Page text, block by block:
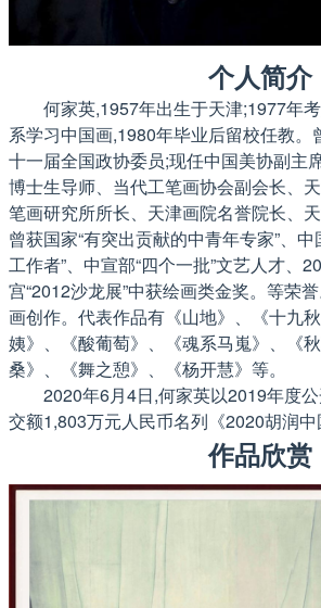
个人简介
何家英,1957年出生于天津;1977年
系学习中国画,1980年毕业后留校任教。
十一届全国政协委员;现任中国美协副主
博士生导师、当代工笔画协会副会长、
笔画研究所所长、天津画院名誉院长、天
曾获国家“有突出贡献的中青年专家”、
工作者”、中宣部“四个一批”文艺人才、
宫“2012沙龙展”中获绘画类金奖。等荣
画创作。代表作品有《山地》、《十九
姨》、《酸葡萄》、《魂系马嵬》、《
桑》、《舞之憩》、《杨开慧》等。
2020年6月4日,何家英以2019年度
交额1,803万元人民币名列《2020胡润中
作品欣赏